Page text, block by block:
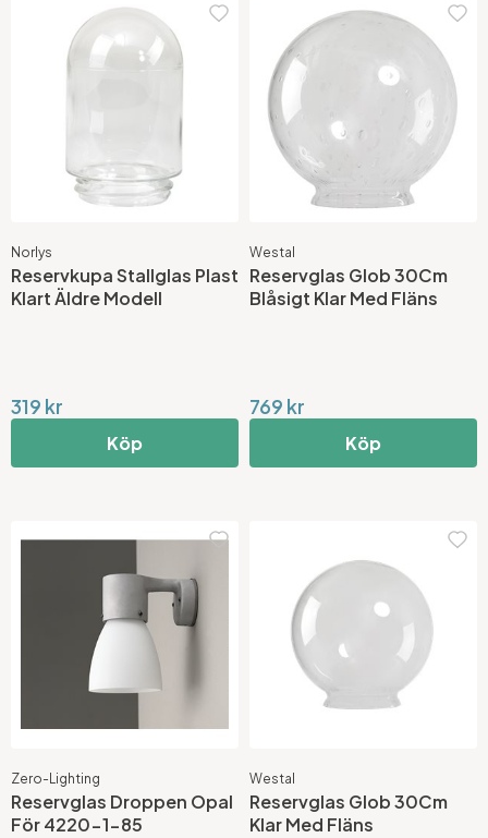
Norlys
Reservkupa Stallglas Plast
Klart Äldre Modell
319 kr
Köp
Westal
Reservglas Glob 30Cm
Blåsigt Klar Med Fläns
769 kr
Köp
Zero-Lighting
Reservglas Droppen Opal
För 4220-1-85
Westal
Reservglas Glob 30Cm
Klar Med Fläns